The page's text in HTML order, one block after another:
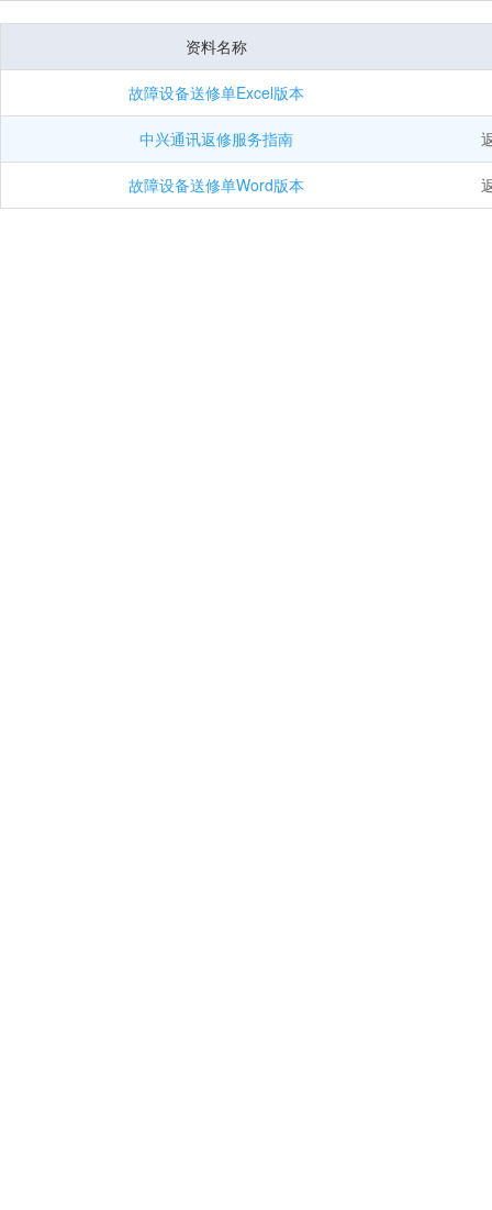
资料名称
故障设备送修单Excel版本
中兴通讯返修服务指南
故障设备送修单Word版本